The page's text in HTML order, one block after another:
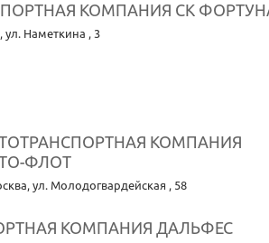
КОМПАНИЯ СК
, ул. Наметкина , 3
КОМПАНИЯ
ФЛОТ
, ул. Молодогвардейская , 58
КОМПАНИЯ ДАЛЬФЕС